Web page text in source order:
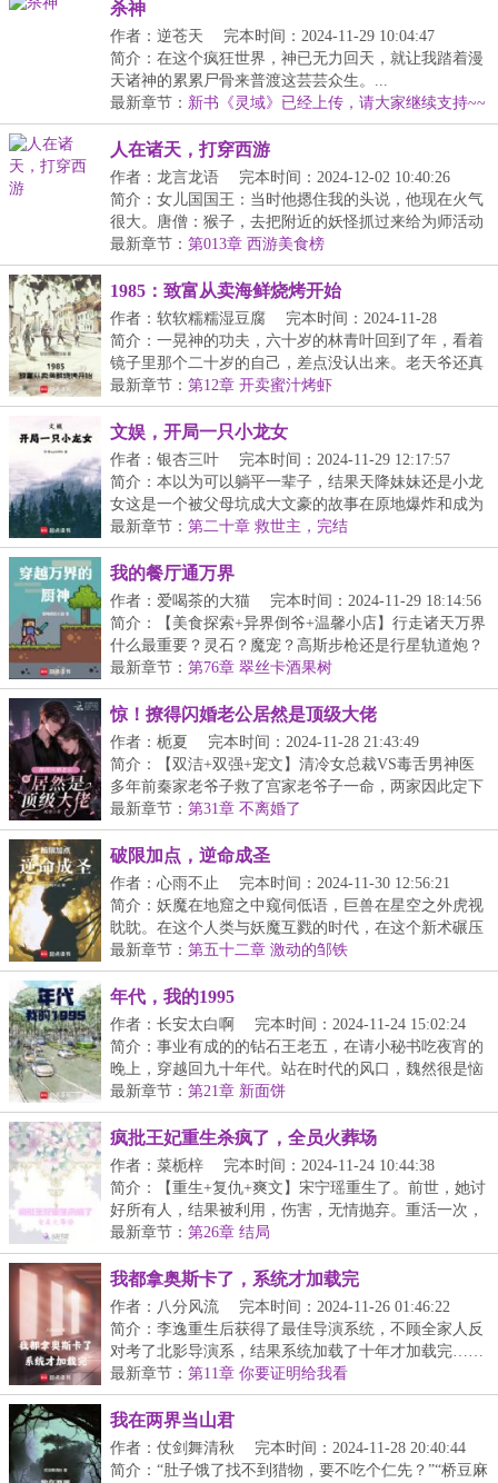
杀神
作者：逆苍天
完本时间：2024-11-29 10:04:47
简介：在这个疯狂世界，神已无力回天，就让我踏着漫
天诸神的累累尸骨来普渡这芸芸众生。...
最新章节： 新书《灵域》已经上传，请大家继续支持~~
人在诸天，打穿西游
作者：龙言龙语
完本时间：2024-12-02 10:40:26
简介：女儿国国王：当时他摁住我的头说，他现在火气
很大。唐僧：猴子，去把附近的妖怪抓过来给为师活动
活...
最新章节： 第013章 西游美食榜
1985：致富从卖海鲜烧烤开始
作者：软软糯糯湿豆腐
完本时间：2024-11-28
23:57:41
简介：一晃神的功夫，六十岁的林青叶回到了年，看着
镜子里那个二十岁的自己，差点没认出来。老天爷还真
给...
最新章节： 第12章 开卖蜜汁烤虾
文娱，开局一只小龙女
作者：银杏三叶
完本时间：2024-11-29 12:17:57
简介：本以为可以躺平一辈子，结果天降妹妹还是小龙
女这是一个被父母坑成大文豪的故事在原地爆炸和成为
文...
最新章节： 第二十章 救世主，完结
我的餐厅通万界
作者：爱喝茶的大猫
完本时间：2024-11-29 18:14:56
简介：【美食探索+异界倒爷+温馨小店】行走诸天万界
什么最重要？灵石？魔宠？高斯步枪还是行星轨道炮？
不...
最新章节： 第76章 翠丝卡酒果树
惊！撩得闪婚老公居然是顶级大佬
作者：栀夏
完本时间：2024-11-28 21:43:49
简介：【双洁+双强+宠文】清冷女总裁VS毒舌男神医
多年前秦家老爷子救了宫家老爷子一命，两家因此定下
了婚...
最新章节： 第31章 不离婚了
破限加点，逆命成圣
作者：心雨不止
完本时间：2024-11-30 12:56:21
简介：妖魔在地窟之中窥伺低语，巨兽在星空之外虎视
眈眈。在这个人类与妖魔互戮的时代，在这个新术碾压
旧...
最新章节： 第五十二章 激动的邹铁
年代，我的1995
作者：长安太白啊
完本时间：2024-11-24 15:02:24
简介：事业有成的的钻石王老五，在请小秘书吃夜宵的
晚上，穿越回九十年代。站在时代的风口，魏然很是恼
火...
最新章节： 第21章 新面饼
疯批王妃重生杀疯了，全员火葬场
作者：菜栀梓
完本时间：2024-11-24 10:44:38
简介：【重生+复仇+爽文】宋宁瑶重生了。前世，她讨
好所有人，结果被利用，伤害，无情抛弃。重活一次，
宋...
最新章节： 第26章 结局
我都拿奥斯卡了，系统才加载完
作者：八分风流
完本时间：2024-11-26 01:46:22
简介：李逸重生后获得了最佳导演系统，不顾全家人反
对考了北影导演系，结果系统加载了十年才加载完……
【...
最新章节： 第11章 你要证明给我看
我在两界当山君
作者：仗剑舞清秋
完本时间：2024-11-28 20:40:44
简介：“肚子饿了找不到猎物，要不吃个仁先？”“桥豆麻